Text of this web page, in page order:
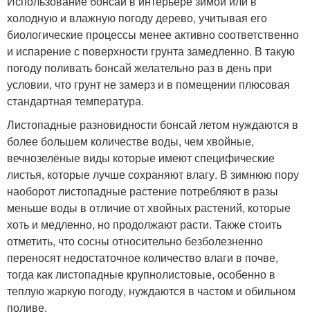
холодную и влажную погоду дерево, учитывая его
биологические процессы менее активно соответственно
и испарение с поверхности грунта замедленно. В такую
погоду поливать бонсай желательно раз в день при
условии, что грунт не замерз и в помещении плюсовая
стандартная температура.
Листопадные разновидности бонсай летом нуждаются в
более большем количестве воды, чем хвойные,
вечнозелёные виды которые имеют специфические
листья, которые лучше сохраняют влагу. В зимнюю пору
наоборот листопадные растение потребляют в разы
меньше воды в отличие от хвойных растений, которые
хоть и медленно, но продолжают расти. Также стоить
отметить, что сосны относительно безболезненно
переносят недостаточное количество влаги в почве,
тогда как листопадные крупнолистовые, особенно в
теплую жаркую погоду, нуждаются в частом и обильном
поливе.